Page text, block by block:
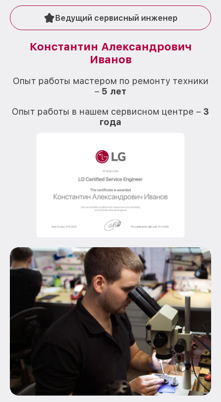
Ведущий сервисный инженер
Константин Александрович
Иванов
Опыт работы мастером по ремонту техники
– 5 лет
Опыт работы в нашем сервисном центре – 3
года